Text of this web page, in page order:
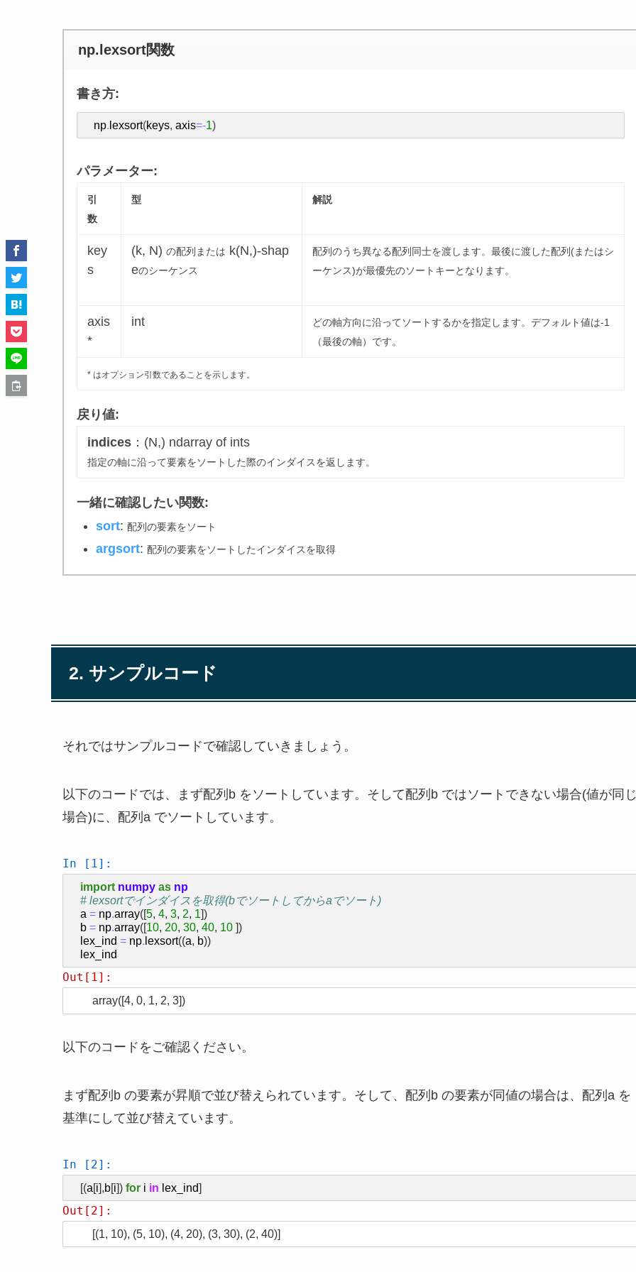
np.lexsort関数
書き方:
np. lexsort(keys, axis=-1)
パラメーター:
引
数
型 解説
key
s
(k, N) の配列または k(N,)-shap
eのシーケンス
配列のうち異なる配列同士を渡します。最後に渡した配列(またはシ
ーケンス)が最優先のソートキーとなります。
axis
*
int
どの軸方向に沿ってソートするかを指定します。デフォルト値は-1
（最後の軸）です。
* はオプション引数であることを示します。
戻り値:
indices：(N,) ndarray of ints
指定の軸に沿って要素をソートした際のインダイスを返します。
一緒に確認したい関数:
sort: 配列の要素をソート
argsort: 配列の要素をソートしたインダイスを取得
2. サンプルコード
それではサンプルコードで確認していきましょう。
以下のコードでは、まず配列b をソートしています。そして配列b ではソートできない場合(値が同
場合)に、配列a でソートしています。
In [1]:
import numpy as np
# lexsortでインダイスを取得(bでソートしてからaでソート)
a = np.array([5, 4, 3, 2, 1])
b = np.array([10, 20, 30, 40, 10 ])
lex_ind = np. lexsort((a, b))
lex_ind
Out[1]:
array([4, 0, 1, 2, 3])
以下のコードをご確認ください。
まず配列b の要素が昇順で並び替えられています。そして、配列b の要素が同値の場合は、配列a を
基準にして並び替えています。
In [2]:
[(a[i],b[i]) for i in lex_ind]
Out[2]:
[(1, 10), (5, 10), (4, 20), (3, 30), (2, 40)]